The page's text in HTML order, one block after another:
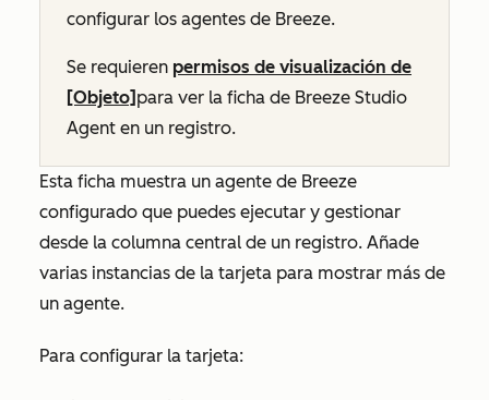
configurar los agentes de Breeze.
Se requieren permisos de visualización de
[Objeto] para ver la ficha de Breeze Studio
Agent en un registro.
Esta ficha muestra un agente de Breeze
configurado que puedes ejecutar y gestionar
desde la columna central de un registro. Añade
varias instancias de la tarjeta para mostrar más de
un agente.
Para configurar la tarjeta: